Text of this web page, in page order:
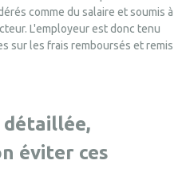
comme du salaire et soumis à
L'employeur est donc tenu
sur les frais remboursés et remis
détaillée,
éviter ces